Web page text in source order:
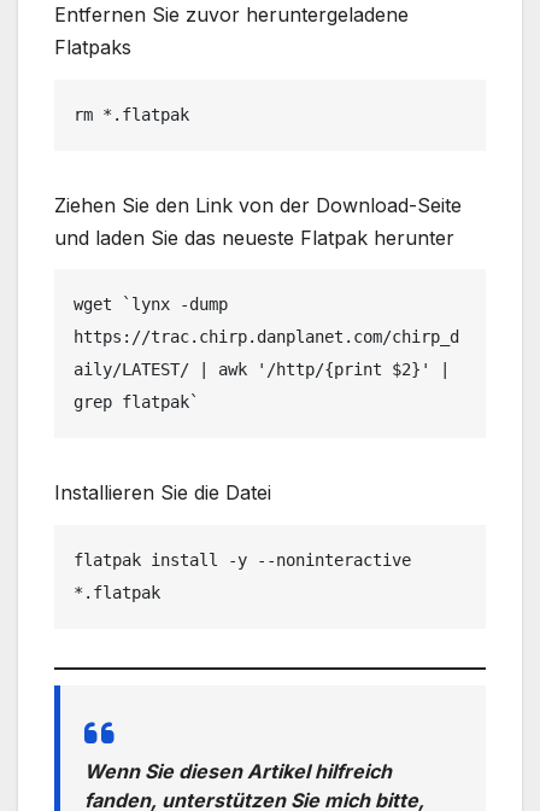
Entfernen Sie zuvor heruntergeladene
Flatpaks
rm *.flatpak
Ziehen Sie den Link von der Download-Seite
und laden Sie das neueste Flatpak herunter
wget `lynx -dump
https://trac.chirp.danplanet.com/chirp_d
aily/LATEST/ | awk '/http/{print $2}' |
grep flatpak`
Installieren Sie die Datei
flatpak install -y --noninteractive
*.flatpak
Wenn Sie diesen Artikel hilfreich
fanden, unterstützen Sie mich bitte,